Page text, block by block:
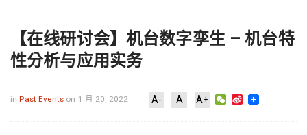
【在线研讨会】机台数字孪生 – 机台特
性分析与应用实务
inPast Events on 1 月 20, 2022 A- A A+ WeChat
Sina